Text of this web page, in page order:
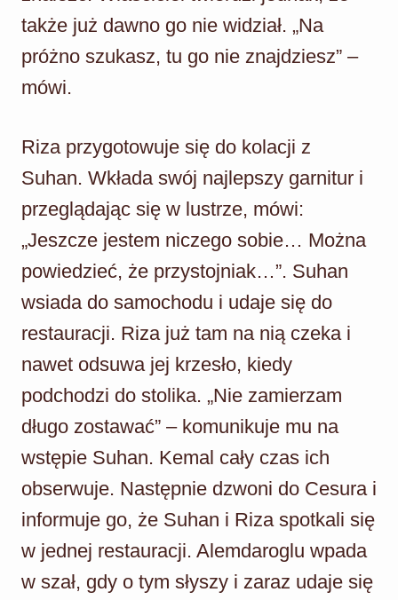
także już dawno go nie widział. „Na
próżno szukasz, tu go nie znajdziesz” –
mówi.
Riza przygotowuje się do kolacji z
Suhan. Wkłada swój najlepszy garnitur i
przeglądając się w lustrze, mówi:
„Jeszcze jestem niczego sobie… Można
powiedzieć, że przystojniak…”. Suhan
wsiada do samochodu i udaje się do
restauracji. Riza już tam na nią czeka i
nawet odsuwa jej krzesło, kiedy
podchodzi do stolika. „Nie zamierzam
długo zostawać” – komunikuje mu na
wstępie Suhan. Kemal cały czas ich
obserwuje. Następnie dzwoni do Cesura i
informuje go, że Suhan i Riza spotkali się
w jednej restauracji. Alemdaroglu wpada
w szał, gdy o tym słyszy i zaraz udaje się